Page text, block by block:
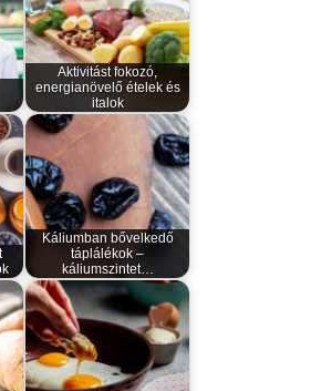
Aktivitást fokozó,
energianövelő ételek és
italok
Káliumban bővelkedő
táplálékok –
káliumszintet…